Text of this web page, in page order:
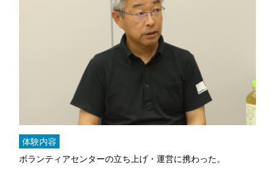
体験内容
ボランティアセンターの立ち上げ・運営に携わった。